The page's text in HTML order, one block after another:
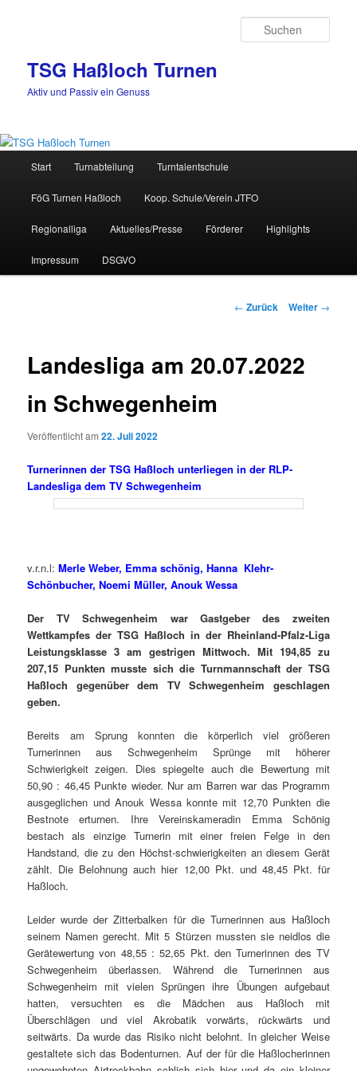
TSG Haßloch Turnen
Aktiv und Passiv ein Genuss
Start Turnabteilung Turntalentschule
FöG Turnen Haßloch Koop. Schule/Verein JTFO
Regionalliga Aktuelles/Presse Förderer Highlights
Impressum DSGVO
Beitrags-
← Zurück Weiter →
Landesliga am 20.07.2022
in Schwegenheim
Veröffentlicht am22. Juli 2022
Turnerinnen der TSG Haßloch unterliegen in der RLP-
Landesliga dem TV Schwegenheim
v.r.n.l:Merle Weber, Emma schönig, Hanna Klehr-
Schönbucher, Noemi Müller, Anouk Wessa
Der TV Schwegenheim war Gastgeber des zweiten
Wettkampfes der TSG Haßloch in der Rheinland-Pfalz-Liga
Leistungsklasse 3 am gestrigen Mittwoch. Mit 194,85 zu
207,15 Punkten musste sich die Turnmannschaft der TSG
Haßloch gegenüber dem TV Schwegenheim geschlagen
geben.
Bereits am Sprung konnten die körperlich viel größeren
Turnerinnen aus Schwegenheim Sprünge mit höherer
Schwierigkeit zeigen. Dies spiegelte auch die Bewertung mit
50,90 : 46,45 Punkte wieder. Nur am Barren war das Programm
ausgeglichen und Anouk Wessa konnte mit 12,70 Punkten die
Bestnote erturnen. Ihre Vereinskameradin Emma Schönig
bestach als einzige Turnerin mit einer freien Felge in den
Handstand, die zu den Höchst-schwierigkeiten an diesem Gerät
zählt. Die Belohnung auch hier 12,00 Pkt. und 48,45 Pkt. für
Haßloch.
Leider wurde der Zitterbalken für die Turnerinnen aus Haßloch
seinem Namen gerecht. Mit 5 Stürzen mussten sie neidlos die
Gerätewertung von 48,55 : 52,65 Pkt. den Turnerinnen des TV
Schwegenheim überlassen. Während die Turnerinnen aus
Schwegenheim mit vielen Sprüngen ihre Übungen aufgebaut
hatten, versuchten es die Mädchen aus Haßloch mit
Überschlägen und viel Akrobatik vorwärts, rückwärts und
seitwärts. Da wurde das Risiko nicht belohnt. In gleicher Weise
gestaltete sich das Bodenturnen. Auf der für die Haßlocherinnen